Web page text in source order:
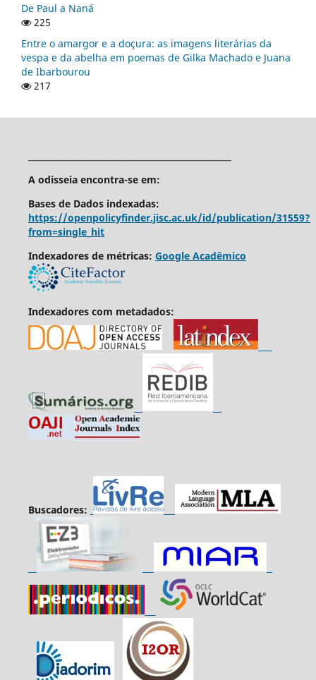
De Paul a Naná
225
Entre o amargor e a doçura: as imagens literárias da
vespa e da abelha em poemas de Gilka Machado e Juana
de Ibarbourou
217
A odisseia encontra-se em:
Bases de Dados indexadas:
https://openpolicyfinder.jisc.ac.uk/id/publication/31559?
from=single_hit
Indexadores de métricas: Google Acadêmico
Indexadores com metadados:
Buscadores: